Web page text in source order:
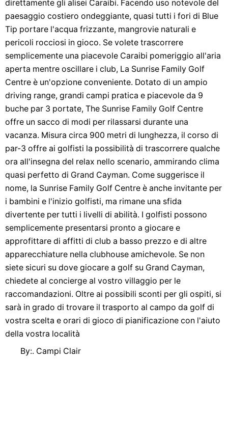
direttamente gli alisei Caraibi. Facendo uso notevole del
paesaggio costiero ondeggiante, quasi tutti i fori di Blue
Tip portare l'acqua frizzante, mangrovie naturali e
pericoli rocciosi in gioco. Se volete trascorrere
semplicemente una piacevole Caraibi pomeriggio all'aria
aperta mentre oscillare i club, La Sunrise Family Golf
Centre è un'opzione conveniente. Dotato di un ampio
driving range, grandi campi pratica e piacevole da 9
buche par 3 portate, The Sunrise Family Golf Centre
offre un sacco di modi per rilassarsi durante una
vacanza. Misura circa 900 metri di lunghezza, il corso di
par-3 offre ai golfisti la possibilità di trascorrere qualche
ora all'insegna del relax nello scenario, ammirando clima
quasi perfetto di Grand Cayman. Come suggerisce il
nome, la Sunrise Family Golf Centre è anche invitante per
i bambini e l'inizio golfisti, ma rimane una sfida
divertente per tutti i livelli di abilità. I golfisti possono
semplicemente presentarsi pronto a giocare e
approfittare di affitti di club a basso prezzo e di altre
apparecchiature nella clubhouse amichevole. Se non
siete sicuri su dove giocare a golf su Grand Cayman,
chiedete al concierge al vostro villaggio per le
raccomandazioni. Oltre ai possibili sconti per gli ospiti, si
sarà in grado di trovare il trasporto al campo da golf di
vostra scelta e orari di gioco di pianificazione con l'aiuto
della vostra località
By:. Campi Clair